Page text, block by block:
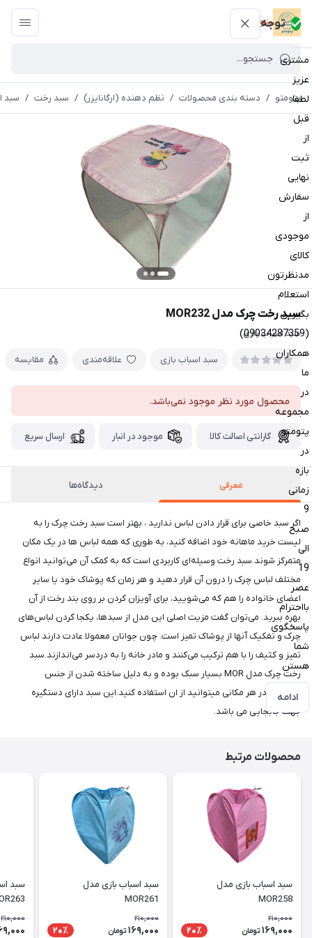
توجه
مشتری
عزیز
لطفا
قبل
از
ثبت
نهایی
سفارش
از
موجودی
کالای
مدنظرتون
استعلام
بگیرین
(09034287359)
همکاران
ما
در
مجموعه
پتومتو
در
بازه
زمانی
9
صبح
الی
19
عصر
بااحترام
پاسخگوی
شما
هستن
ادامه
پتومتو
پتومتو / دسته بندی محصولات / نظم دهنده (ارگانایزر) / سبد رخت / سبد
سبد رخت چرک مدل MOR232
سبد اسباب بازی
سبد اسباب بازی علاقه‌مندی مقایسه
محصول مورد نظر موجود نمی‌باشد.
گارانتی اصالت کالا موجود در انبار ارسال سریع
معرفی دیدگاه‌ها
اگر سبد خاصی برای قرار دادن لباس ندارید ، بهتر است سبد رخت چرک را به
لیست خرید ماهانه خود اضافه کنید، به طوری که همه لباس ها در یک مکان
متمرکز شوند.سبد رخت وسیله‌ای کاربردی است که به کمک آن می‌توانید انواع
مختلف لباس چرک را درون آن قرار دهید و هر زمان که پوشاک خود یا سایر
اعضای خانواده را هم که می‌شویید، برای آویزان کردن بر روی بند رخت از آن
بهره ببرید. می‌توان گفت مزیت اصلی این مدل از سبدها، یکجا کردن لباس‌های
چرک و تفکیک آنها از پوشاک تمیز است. چون جوانان معمولا عادت دارند لباس
تمیز و کثیف را با هم ترکیب می‌کنند و مادر خانه را به دردسر می‌اندازند.سبد
رخت چرک مدل MOR بسیار سبک بوده و به دلیل ساخته شدن از جنس
پلاستیک در هر مکانی میتوانید از ان استفاده کنید.این سبد دارای دستگیره
جهت جابجایی می باشد.
محصولات مرتبط
سبد اسباب بازی مدل
MOR258
210,000
169,000 تومان 20٪
سبد اسباب بازی مدل
MOR261
210,000
169,000 تومان 20٪
سبد
210,000